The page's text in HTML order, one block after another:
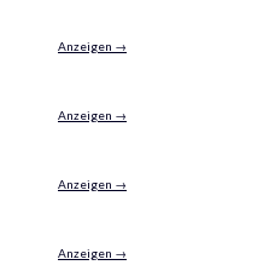
Anzeigen →
Anzeigen →
Anzeigen →
Anzeigen →